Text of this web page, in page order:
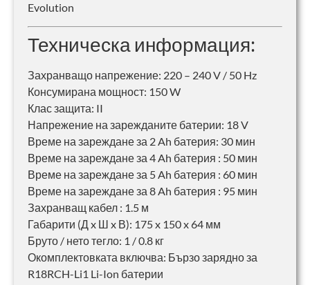
Evolution
Техническа информация:
Захранващо напрежение: 220 – 240 V / 50 Hz
Консумирана мощност: 150 W
Клас защита: II
Напрежение на зарежданите батерии: 18 V
Време на зареждане за 2 Ah батерия: 30 мин
Време на зареждане за 4 Ah батерия : 50 мин
Време на зареждане за 5 Ah батерия : 60 мин
Време на зареждане за 8 Ah батерия : 95 мин
Захранващ кабел : 1.5 м
Габарити (Д x Ш x В): 175 x 150 x 64 мм
Бруто / нето тегло: 1 / 0.8 кг
Окомплектовката включва: Бързо зарядно за
R18RCH-Li1 Li-Ion батерии